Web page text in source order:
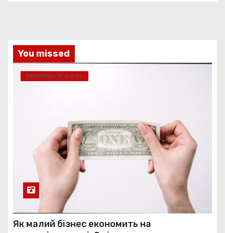
You missed
ЕКОНОМІКА ТА БІЗНЕС
Як малий бізнес економить на